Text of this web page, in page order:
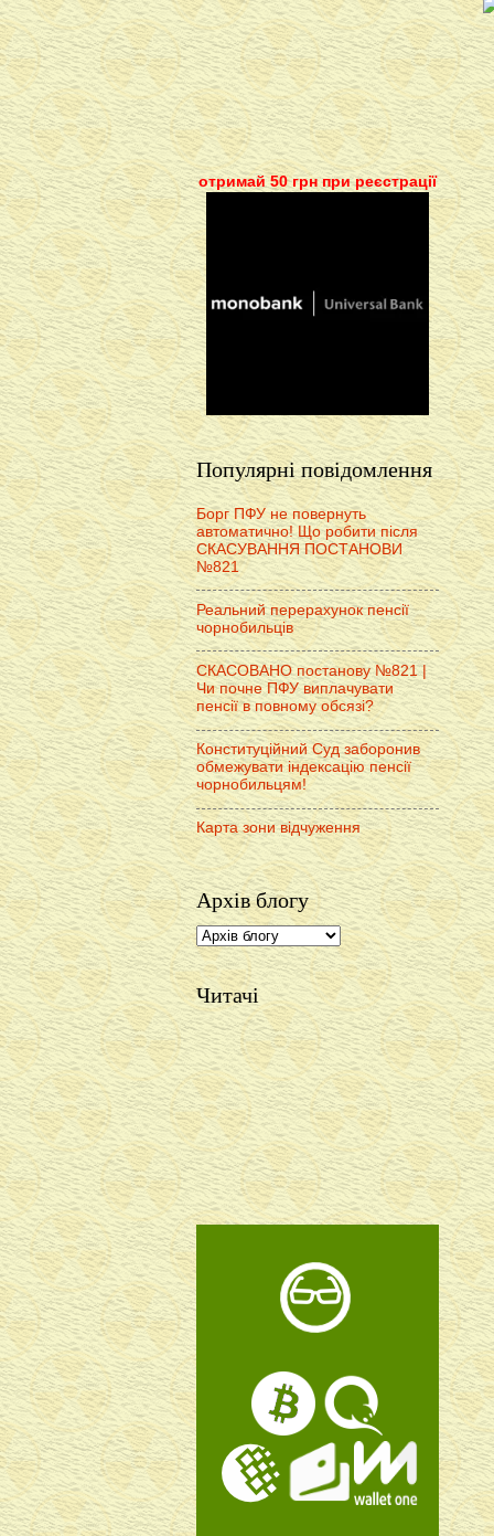
отримай 50 грн при реєстрації
Популярні повідомлення
Борг ПФУ не повернуть
автоматично! Що робити після
СКАСУВАННЯ ПОСТАНОВИ
№821
Реальний перерахунок пенсії
чорнобильців
СКАСОВАНО постанову №821 |
Чи почне ПФУ виплачувати
пенсії в повному обсязі?
Конституційний Суд заборонив
обмежувати індексацію пенсії
чорнобильцям!
Карта зони відчуження
Архів блогу
Читачі